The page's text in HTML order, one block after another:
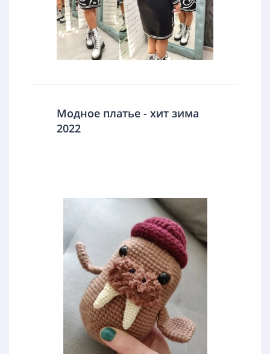
Модное платье - хит зима
2022